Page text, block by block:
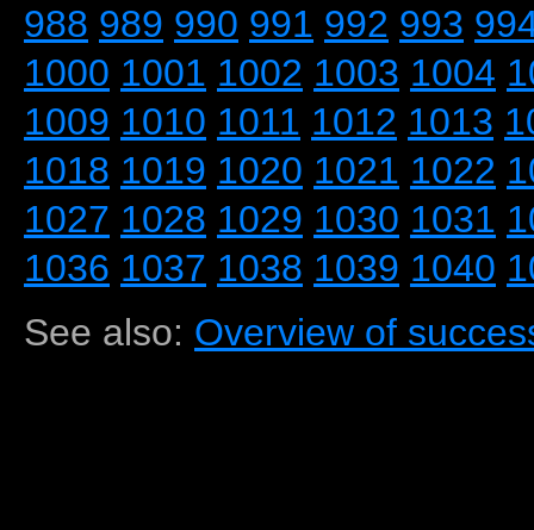
988 989 990 991 992 993
1000 1001 1002 1003 1004
1009 1010 1011 1012 1013
1018 1019 1020 1021 1022
1027 1028 1029 1030 1031
1036 1037 1038 1039 1040
See also: Overview of